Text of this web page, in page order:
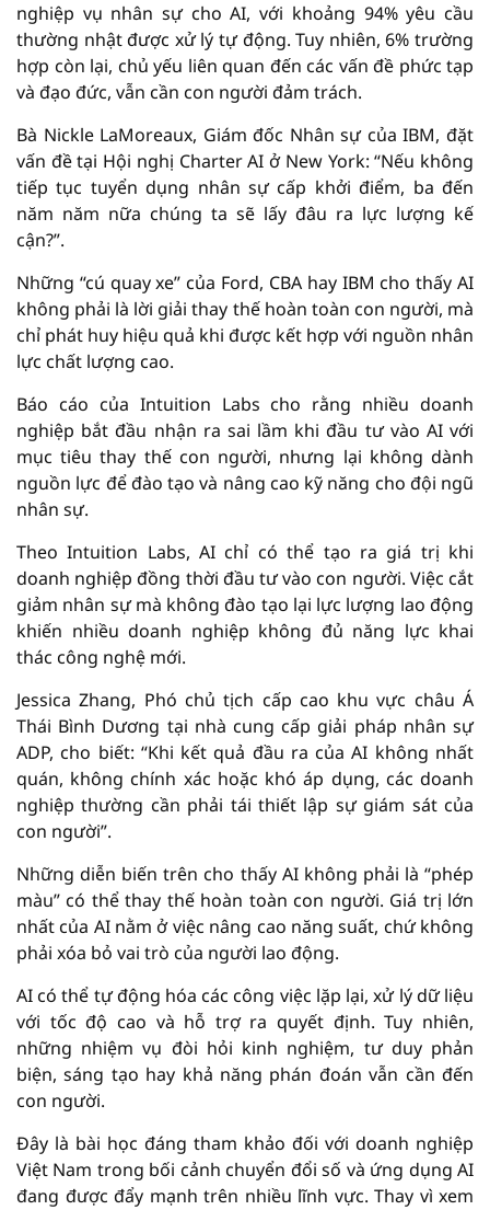
nghiệp vụ nhân sự cho AI, với khoảng 94% yêu cầu
thường nhật được xử lý tự động. Tuy nhiên, 6% trường
hợp còn lại, chủ yếu liên quan đến các vấn đề phức tạp
và đạo đức, vẫn cần con người đảm trách.
Bà Nickle LaMoreaux, Giám đốc Nhân sự của IBM, đặt
vấn đề tại Hội nghị Charter AI ở New York: “Nếu không
tiếp tục tuyển dụng nhân sự cấp khởi điểm, ba đến
năm năm nữa chúng ta sẽ lấy đâu ra lực lượng kế
cận?”.
Những “cú quay xe” của Ford, CBA hay IBM cho thấy AI
không phải là lời giải thay thế hoàn toàn con người, mà
chỉ phát huy hiệu quả khi được kết hợp với nguồn nhân
lực chất lượng cao.
Báo cáo của Intuition Labs cho rằng nhiều doanh
nghiệp bắt đầu nhận ra sai lầm khi đầu tư vào AI với
mục tiêu thay thế con người, nhưng lại không dành
nguồn lực để đào tạo và nâng cao kỹ năng cho đội ngũ
nhân sự.
Theo Intuition Labs, AI chỉ có thể tạo ra giá trị khi
doanh nghiệp đồng thời đầu tư vào con người. Việc cắt
giảm nhân sự mà không đào tạo lại lực lượng lao động
khiến nhiều doanh nghiệp không đủ năng lực khai
thác công nghệ mới.
Jessica Zhang, Phó chủ tịch cấp cao khu vực châu Á
Thái Bình Dương tại nhà cung cấp giải pháp nhân sự
ADP, cho biết: “Khi kết quả đầu ra của AI không nhất
quán, không chính xác hoặc khó áp dụng, các doanh
nghiệp thường cần phải tái thiết lập sự giám sát của
con người”.
Những diễn biến trên cho thấy AI không phải là “phép
màu” có thể thay thế hoàn toàn con người. Giá trị lớn
nhất của AI nằm ở việc nâng cao năng suất, chứ không
phải xóa bỏ vai trò của người lao động.
AI có thể tự động hóa các công việc lặp lại, xử lý dữ liệu
với tốc độ cao và hỗ trợ ra quyết định. Tuy nhiên,
những nhiệm vụ đòi hỏi kinh nghiệm, tư duy phản
biện, sáng tạo hay khả năng phán đoán vẫn cần đến
con người.
Đây là bài học đáng tham khảo đối với doanh nghiệp
Việt Nam trong bối cảnh chuyển đổi số và ứng dụng AI
đang được đẩy mạnh trên nhiều lĩnh vực. Thay vì xem